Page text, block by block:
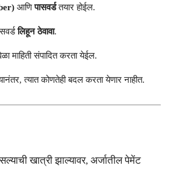
आणिपासवर्डतयार होईल.
लिहून ठेवावा.
माहिती संपादित करता येईल.
त्यात कोणतेही बदल करता येणार नाहीत.
खात्री झाल्यावर, अर्जातील पेमेंट